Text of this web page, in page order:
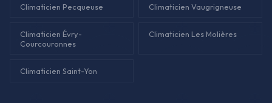
Climaticien Pecqueuse Climaticien Vaugrigneuse
Climaticien Évry-
Courcouronnes
Climaticien Les Molières
Climaticien Saint-Yon